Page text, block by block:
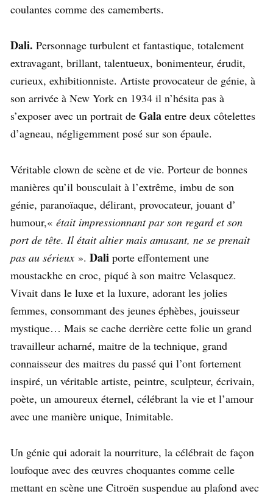
coulantes comme des camemberts.
Dali. Personnage turbulent et fantastique, totalement
extravagant, brillant, talentueux, bonimenteur, érudit,
curieux, exhibitionniste. Artiste provocateur de génie, à
son arrivée à New York en 1934 il n’hésita pas à
s’exposer avec un portrait de Gala entre deux côtelettes
d’agneau, négligemment posé sur son épaule.
Véritable clown de scène et de vie. Porteur de bonnes
manières qu’il bousculait à l’extrême, imbu de son
génie, paranoïaque, délirant, provocateur, jouant d’
humour,« était impressionnant par son regard et son
port de tête. Il était altier mais amusant, ne se prenait
pas au sérieux ». Dali porte effontement une
moustackhe en croc, piqué à son maitre Velasquez.
Vivait dans le luxe et la luxure, adorant les jolies
femmes, consommant des jeunes éphèbes, jouisseur
mystique… Mais se cache derrière cette folie un grand
travailleur acharné, maitre de la technique, grand
connaisseur des maitres du passé qui l’ont fortement
inspiré, un véritable artiste, peintre, sculpteur, écrivain,
poète, un amoureux éternel, célébrant la vie et l’amour
avec une manière unique, Inimitable.
Un génie qui adorait la nourriture, la célébrait de façon
loufoque avec des œuvres choquantes comme celle
mettant en scène une Citroën suspendue au plafond avec